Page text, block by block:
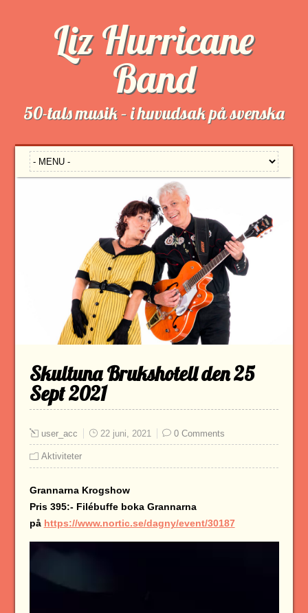
Liz Hurricane
Band
50-tals musik – i huvudsak på svenska
Skultuna Brukshotell den 25
Sept 2021
user_acc 22 juni, 2021 0 Comments
Aktiviteter
Grannarna Krogshow
Pris 395:- Filébuffe boka Grannarna
på https://www.nortic.se/dagny/event/30187